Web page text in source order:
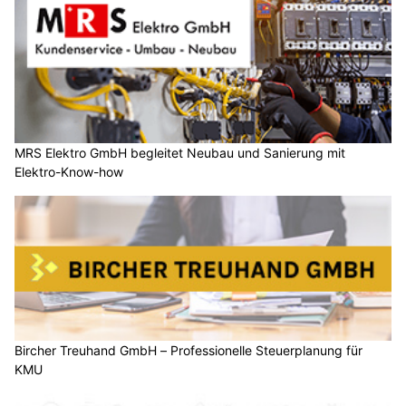
MRS Elektro GmbH begleitet Neubau und Sanierung mit
Elektro-Know-how
Bircher Treuhand GmbH – Professionelle Steuerplanung für
KMU